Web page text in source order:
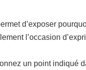
d’exposer
l’occasion
un point